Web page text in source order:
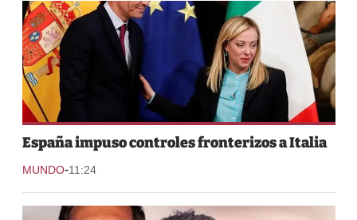
España impuso controles fronterizos a Italia
MUNDO-11:24